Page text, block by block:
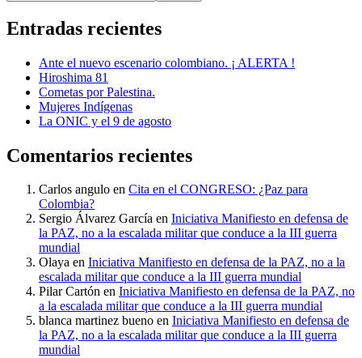
Entradas recientes
Ante el nuevo escenario colombiano. ¡ ALERTA !
Hiroshima 81
Cometas por Palestina.
Mujeres Indígenas
La ONIC y el 9 de agosto
Comentarios recientes
Carlos angulo en Cita en el CONGRESO: ¿Paz para
Colombia?
Sergio Álvarez García en Iniciativa Manifiesto en defensa de
la PAZ, no a la escalada militar que conduce a la III guerra
mundial
Olaya en Iniciativa Manifiesto en defensa de la PAZ, no a la
escalada militar que conduce a la III guerra mundial
Pilar Cartón en Iniciativa Manifiesto en defensa de la PAZ, no
a la escalada militar que conduce a la III guerra mundial
blanca martinez bueno en Iniciativa Manifiesto en defensa de
la PAZ, no a la escalada militar que conduce a la III guerra
mundial